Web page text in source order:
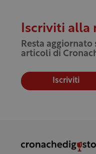
Iscriviti alla
Resta
articoli di
Iscriviti